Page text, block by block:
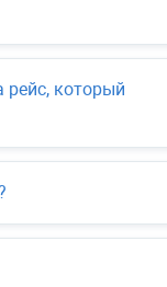
рейс, который